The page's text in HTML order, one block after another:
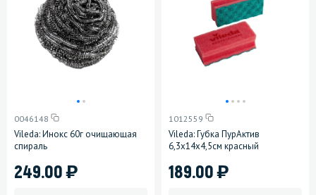
0046148
Vileda: Инокс 60г очищающая
спираль
249.00)
1012559
Vileda: Губка ПурАктив
6,3х14х4,5см красный
189.00)